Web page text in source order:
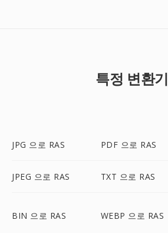
특정 변환기
JPG 으로 RAS PDF 으로 RAS
JPEG 으로 RAS TXT 으로 RAS
BIN 으로 RAS WEBP 으로 RAS